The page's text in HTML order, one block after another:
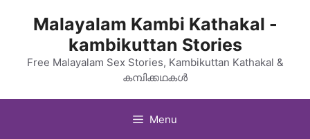
Malayalam Kambi Kathakal -
kambikuttan Stories
Free Malayalam Sex Stories, Kambikuttan Kathakal &
കമ്പിക്കഥകൾ
Menu